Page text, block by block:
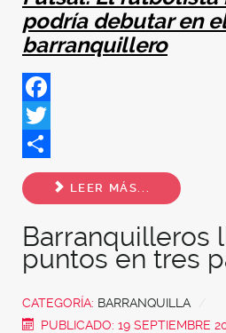
podría debutar en
barranquillero
Facebook
Twitter
Share
LEER MÁS...
Barranquilleros
puntos en tres
CATEGORÍA: BARRANQUILLA
PUBLICADO: 19 SEPTIEMBRE